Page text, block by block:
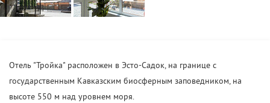
Отель "Тройка" расположен в Эсто-Садок, на границе с
государственным Кавказским биосферным заповедником, на
высоте 550 м над уровнем моря.